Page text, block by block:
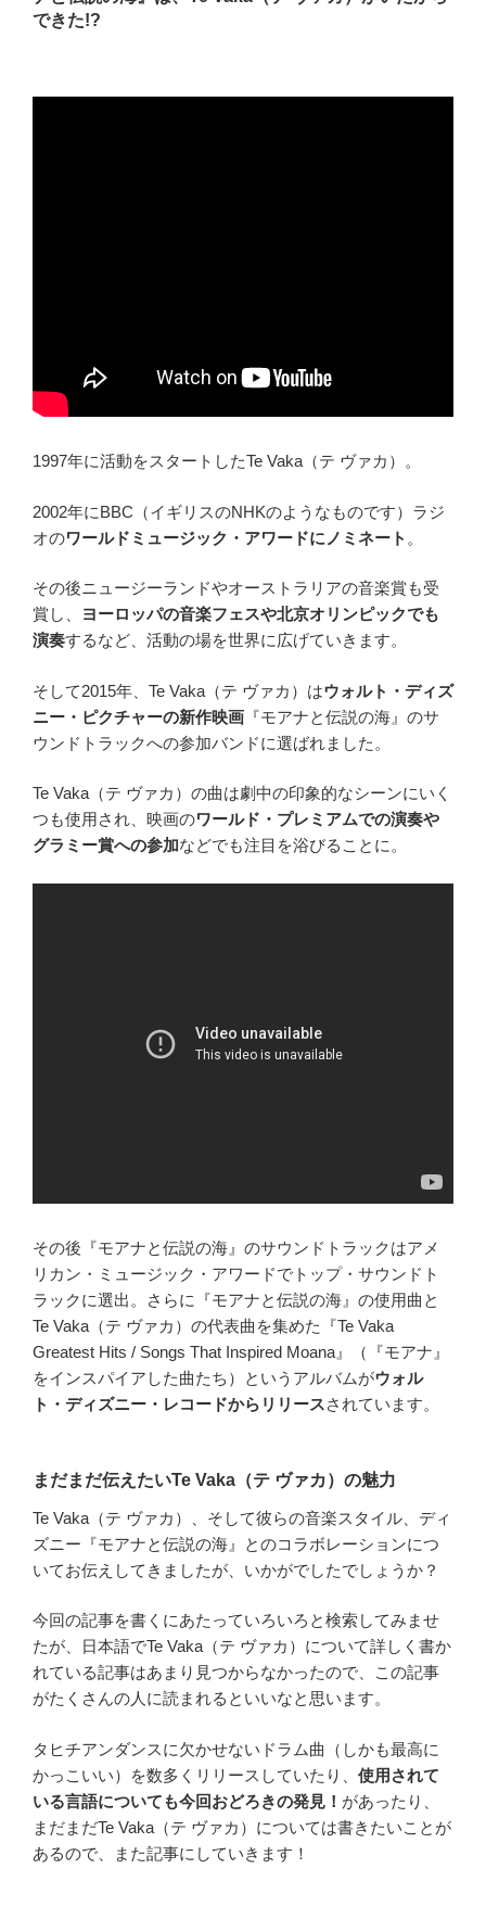
できた!?
1997年に活動をスタートしたTe Vaka（テ ヴァカ）。
2002年にBBC（イギリスのNHKのようなものです）ラジ
オのワールドミュージック・アワードにノミネート 。
その後ニュージーランドやオーストラリアの音楽賞も受
賞し、
ヨーロッパの音楽フェスや北京オリンピックでも
演奏するなど、活動の場を世界に広げていきます。
そして2015年、Te Vaka（テ ヴァカ）はウォルト・ディズ
ニー・ピクチャーの新作映画 『モアナと伝説の海』のサ
ウンドトラックへの参加バンドに選ばれました。
Te Vaka（テ ヴァカ）の曲は劇中の印象的なシーンにいく
つも使用され、映画のワールド・プレミアムでの演奏や
グラミー賞への参加などでも注目を浴びることに。
その後『モアナと伝説の海』のサウンドトラックはアメ
リカン・ミュージック・アワードでトップ・サウンドト
ラックに選出。さらに『モアナと伝説の海』の使用曲と
Te Vaka（テ ヴァカ）の代表曲を集めた『Te Vaka
Greatest Hits / Songs That Inspired Moana』（『モアナ』
をインスパイアした曲たち）というアルバムがウォル
ト・ディズニー・レコードからリリースされています。
まだまだ伝えたいTe Vaka（テ ヴァカ）の魅力
Te Vaka（テ ヴァカ）、そして彼らの音楽スタイル、ディ
ズニー『モアナと伝説の海』とのコラボレーションにつ
いてお伝えしてきましたが、いかがでしたでしょうか？
今回の記事を書くにあたっていろいろと検索してみませ
たが、日本語でTe Vaka（テ ヴァカ）について詳しく書か
れている記事はあまり見つからなかったので、この記事
がたくさんの人に読まれるといいなと思います。
タヒチアンダンスに欠かせないドラム曲（しかも最高に
かっこいい）を数多くリリースしていたり、 使用されて
いる言語についても今回おどろきの発見！ があったり、
まだまだTe Vaka（テ ヴァカ）については書きたいことが
あるので、また記事にしていきます！